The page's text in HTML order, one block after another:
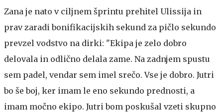
Zana je nato v ciljnem šprintu prehitel Ulissija in
prav zaradi bonifikacijskih sekund za pičlo sekundo
prevzel vodstvo na dirki: "Ekipa je zelo dobro
delovala in odlično delala zame. Na zadnjem spustu
sem padel, vendar sem imel srečo. Vse je dobro. Jutri
bo še boj, ker imam le eno sekundo prednosti, a
imam močno ekipo. Jutri bom poskušal vzeti skupno